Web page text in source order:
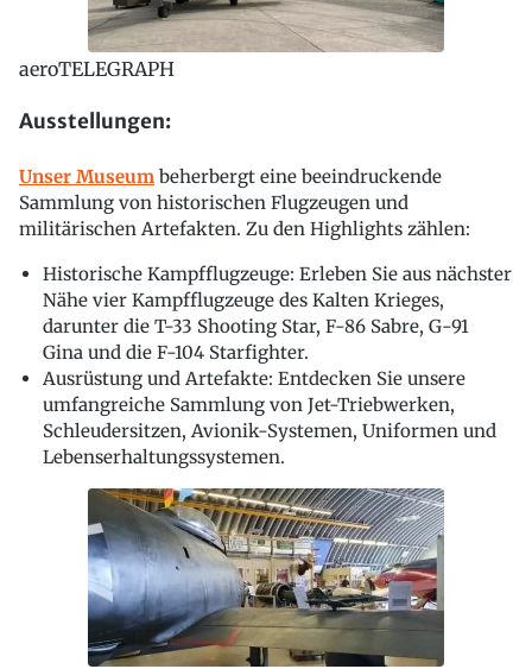
aeroTELEGRAPH
Ausstellungen:
Unser Museum beherbergt eine beeindruckende
Sammlung von historischen Flugzeugen und
militärischen Artefakten. Zu den Highlights zählen:
Historische Kampfflugzeuge: Erleben Sie aus nächster
Nähe vier Kampfflugzeuge des Kalten Krieges,
darunter die T-33 Shooting Star, F-86 Sabre, G-91
Gina und die F-104 Starfighter.
Ausrüstung und Artefakte: Entdecken Sie unsere
umfangreiche Sammlung von Jet-Triebwerken,
Schleudersitzen, Avionik-Systemen, Uniformen und
Lebenserhaltungssystemen.